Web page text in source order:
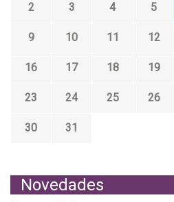
2 3 4 5
9 10 11 12
16 17 18 19
23 24 25 26
30
31
Novedades